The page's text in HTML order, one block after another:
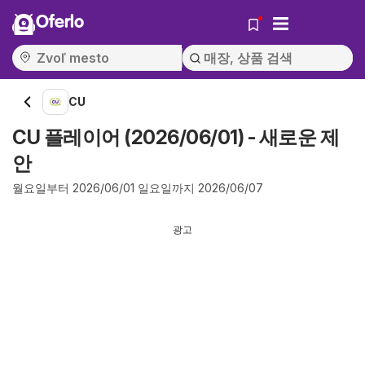
Oferlo
CU
CU 플레이어 (2026/06/01) - 새로운 제
안
월요일부터 2026/06/01 일요일까지 2026/06/07
광고